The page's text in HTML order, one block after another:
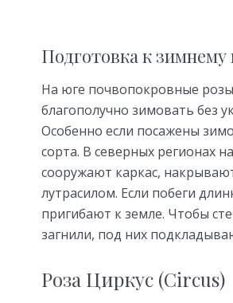
Подготовка к зимнему
На юге почвопокровные
благополучно зимовать без
Особенно если посажены
сорта. В северных регионах
сооружают каркас,
лутрасилом. Если побеги
пригибают к земле. Чтобы
загнили, под них
Роза Циркус (Circus)